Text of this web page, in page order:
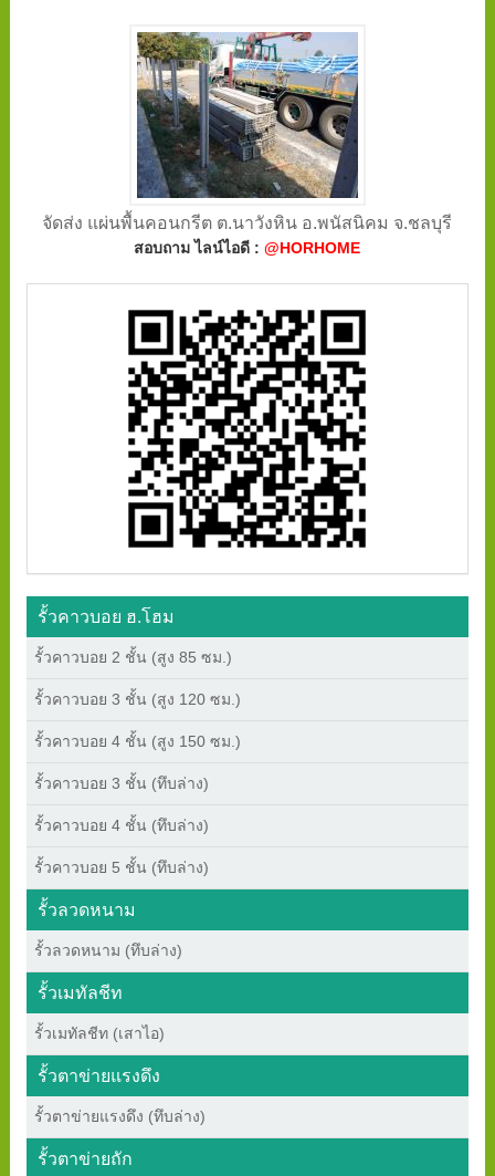
จัดส่ง แผ่นพื้นคอนกรีต ต.นาวังหิน อ.พนัสนิคม จ.ชลบุรี
สอบถาม ไลน์ไอดี :@HORHOME
รั้วคาวบอย ฮ.โฮม
รั้วคาวบอย 2 ชั้น (สูง 85 ซม.)
รั้วคาวบอย 3 ชั้น (สูง 120 ซม.)
รั้วคาวบอย 4 ชั้น (สูง 150 ซม.)
รั้วคาวบอย 3 ชั้น (ทึบล่าง)
รั้วคาวบอย 4 ชั้น (ทึบล่าง)
รั้วคาวบอย 5 ชั้น (ทึบล่าง)
รั้วลวดหนาม
รั้วลวดหนาม (ทึบล่าง)
รั้วเมทัลชีท
รั้วเมทัลชีท (เสาไอ)
รั้วตาข่ายแรงดึง
รั้วตาข่ายแรงดึง (ทึบล่าง)
รั้วตาข่ายถัก